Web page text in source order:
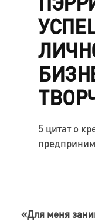
5 цитат о
«Для меня